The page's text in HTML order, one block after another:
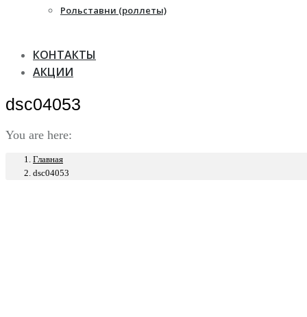
Рольставни (роллеты)
КОНТАКТЫ
АКЦИИ
dsc04053
You are here:
Главная
dsc04053